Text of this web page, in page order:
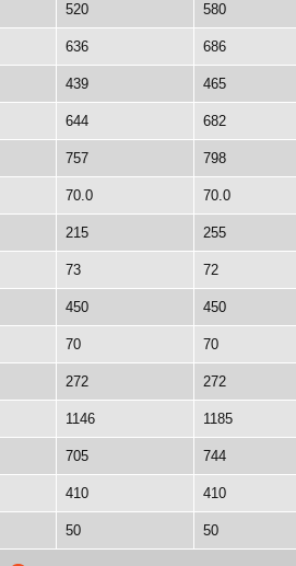
520 580
636 686
439 465
644 682
757 798
70.0 70.0
215 255
73 72
450 450
70 70
272 272
1146 1185
705 744
410 410
50 50